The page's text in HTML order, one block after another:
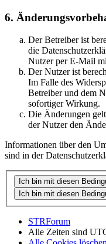
6.
Der Betreiber ist
die
Nutzer per E-Mail
Der Nutzer ist
Im Falle des
Betreiber und dem
sofortiger Wirkung.
Die Änderungen
der Nutzer den
Informationen über den
sind in der
STRForum
Alle Zeiten sind